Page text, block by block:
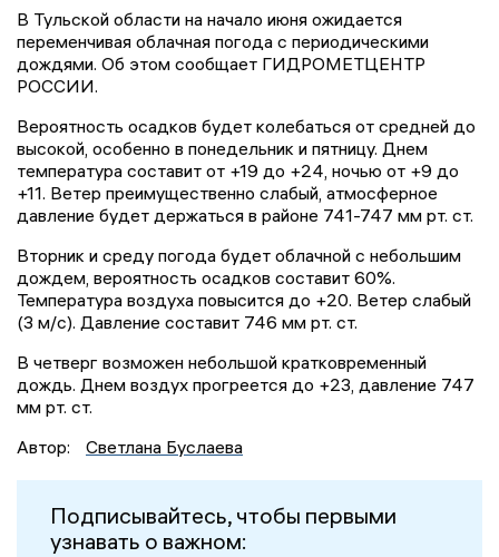
В Тульской области на начало июня ожидается
переменчивая облачная погода с периодическими
дождями. Об этом сообщает ГИДРОМЕТЦЕНТР
РОССИИ.
Вероятность осадков будет колебаться от средней до
высокой, особенно в понедельник и пятницу. Днем
температура составит от +19 до +24, ночью от +9 до
+11. Ветер преимущественно слабый, атмосферное
давление будет держаться в районе 741-747 мм рт. ст.
Вторник и среду погода будет облачной с небольшим
дождем, вероятность осадков составит 60%.
Температура воздуха повысится до +20. Ветер слабый
(3 м/с). Давление составит 746 мм рт. ст.
В четверг возможен небольшой кратковременный
дождь. Днем воздух прогреется до +23, давление 747
мм рт. ст.
Автор:
Светлана Буслаева
Подписывайтесь, чтобы первыми
узнавать о важном: